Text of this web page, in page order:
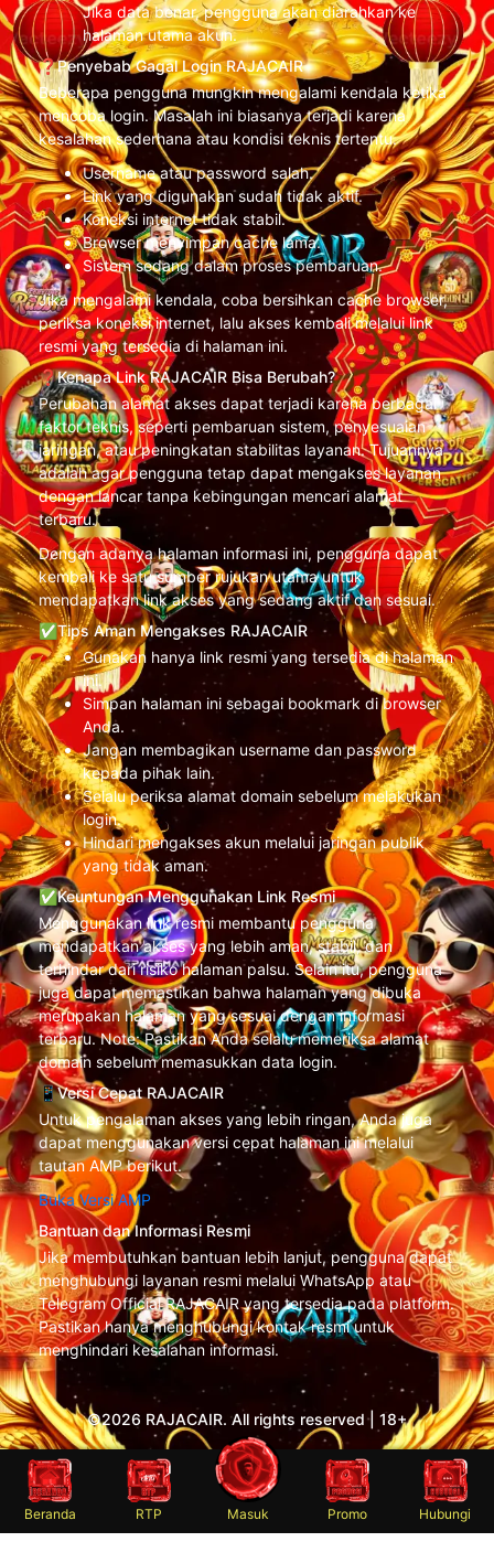
Jika data benar, pengguna akan diarahkan ke
halaman utama akun.
❓Penyebab Gagal Login RAJACAIR
Beberapa pengguna mungkin mengalami kendala ketika
mencoba login. Masalah ini biasanya terjadi karena
kesalahan sederhana atau kondisi teknis tertentu.
Username atau password salah.
Link yang digunakan sudah tidak aktif.
Koneksi internet tidak stabil.
Browser menyimpan cache lama.
Sistem sedang dalam proses pembaruan.
Jika mengalami kendala, coba bersihkan cache browser,
periksa koneksi internet, lalu akses kembali melalui link
resmi yang tersedia di halaman ini.
❓Kenapa Link RAJACAIR Bisa Berubah?
Perubahan alamat akses dapat terjadi karena berbagai
faktor teknis, seperti pembaruan sistem, penyesuaian
jaringan, atau peningkatan stabilitas layanan. Tujuannya
adalah agar pengguna tetap dapat mengakses layanan
dengan lancar tanpa kebingungan mencari alamat
terbaru.
Dengan adanya halaman informasi ini, pengguna dapat
kembali ke satu sumber rujukan utama untuk
mendapatkan link akses yang sedang aktif dan sesuai.
✅Tips Aman Mengakses RAJACAIR
Gunakan hanya link resmi yang tersedia di halaman
ini.
Simpan halaman ini sebagai bookmark di browser
Anda.
Jangan membagikan username dan password
kepada pihak lain.
Selalu periksa alamat domain sebelum melakukan
login.
Hindari mengakses akun melalui jaringan publik
yang tidak aman.
✅Keuntungan Menggunakan Link Resmi
Menggunakan link resmi membantu pengguna
mendapatkan akses yang lebih aman, stabil, dan
terhindar dari risiko halaman palsu. Selain itu, pengguna
juga dapat memastikan bahwa halaman yang dibuka
merupakan halaman yang sesuai dengan informasi
terbaru. Note: Pastikan Anda selalu memeriksa alamat
domain sebelum memasukkan data login.
📱Versi Cepat RAJACAIR
Untuk pengalaman akses yang lebih ringan, Anda juga
dapat menggunakan versi cepat halaman ini melalui
tautan AMP berikut.
Buka Versi AMP
Bantuan dan Informasi Resmi
Jika membutuhkan bantuan lebih lanjut, pengguna dapat
menghubungi layanan resmi melalui WhatsApp atau
Telegram Official RAJACAIR yang tersedia pada platform.
Pastikan hanya menghubungi kontak resmi untuk
menghindari kesalahan informasi.
©2026 RAJACAIR. All rights reserved | 18+
Beranda RTP Masuk Promo Hubungi